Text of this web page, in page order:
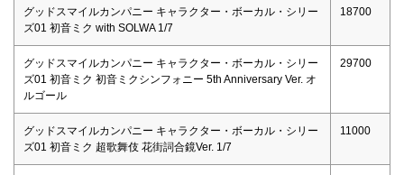
グッドスマイルカンパニー キャラクター・ボーカル・シリー
ズ01 初音ミク with SOLWA 1/7
18700
グッドスマイルカンパニー キャラクター・ボーカル・シリー
ズ01 初音ミク 初音ミクシンフォニー 5th Anniversary Ver. オ
ルゴール
29700
グッドスマイルカンパニー キャラクター・ボーカル・シリー
ズ01 初音ミク 超歌舞伎 花街詞合鏡Ver. 1/7
11000